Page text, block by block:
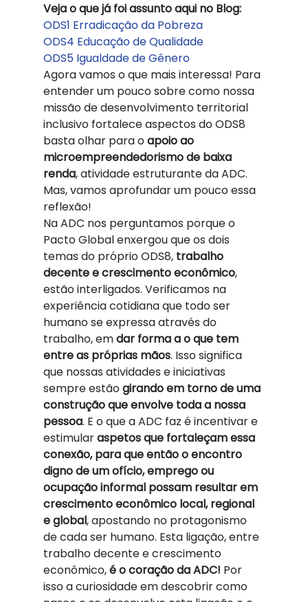
Veja o que já foi assunto aqui no Blog:
ODS1 Erradicação da Pobreza
ODS4 Educação de Qualidade
ODS5 Igualdade de Gênero
Agora vamos o que mais interessa! Para
entender um pouco sobre como nossa
missão de desenvolvimento territorial
inclusivo fortalece aspectos do ODS8
basta olhar para o apoio ao
microempreendedorismo de baixa
renda, atividade estruturante da ADC.
Mas, vamos aprofundar um pouco essa
reflexão!
Na ADC nos perguntamos porque o
Pacto Global enxergou que os dois
temas do próprio ODS8, trabalho
decente e crescimento econômico,
estão interligados. Verificamos na
experiência cotidiana que todo ser
humano se expressa através do
trabalho, em dar forma a o que tem
entre as próprias mãos. Isso significa
que nossas atividades e iniciativas
sempre estão girando em torno de uma
construção que envolve toda a nossa
pessoa. E o que a ADC faz é incentivar e
estimular aspetos que fortaleçam essa
conexão, para que então o encontro
digno de um ofício, emprego ou
ocupação informal possam resultar em
crescimento econômico local, regional
e global, apostando no protagonismo
de cada ser humano. Esta ligação, entre
trabalho decente e crescimento
econômico, é o coração da ADC! Por
isso a curiosidade em descobrir como